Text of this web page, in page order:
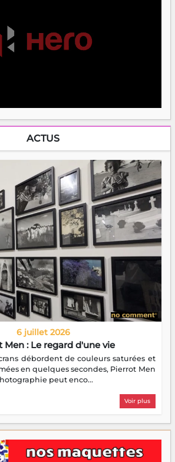
ACTUS
6 juillet 2026
Men : Le regard d'une vie
débordent de couleurs saturées et
en quelques secondes, Pierrot Men
peut enco...
Voir plus